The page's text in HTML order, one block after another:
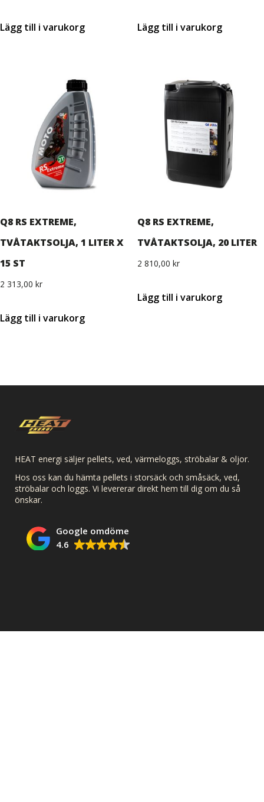
Lägg till i varukorg Lägg till i varukorg
Q8 RS EXTREME,
TVÅTAKTSOLJA, 1 LITER X
15 ST
2 313,00 kr
Lägg till i varukorg
Q8 RS EXTREME,
TVÅTAKTSOLJA, 20 LITER
2 810,00 kr
Lägg till i varukorg
HEAT energi säljer pellets, ved, värmeloggs, ströbalar & oljor.
Hos oss kan du hämta pellets i storsäck och småsäck, ved,
ströbalar och loggs. Vi levererar direkt hem till dig om du så
önskar.
Google omdöme
4.6